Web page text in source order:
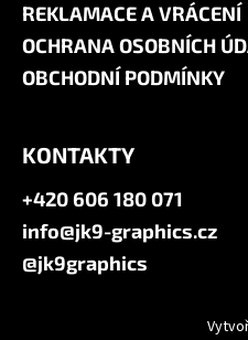
REKLAMACE A VRÁCENÍ
OCHRANA OSOBNÍCH
OBCHODNÍ PODMÍNKY
KONTAKTY
+420 606 180 071
info@jk9-graphics.cz
@jk9graphics